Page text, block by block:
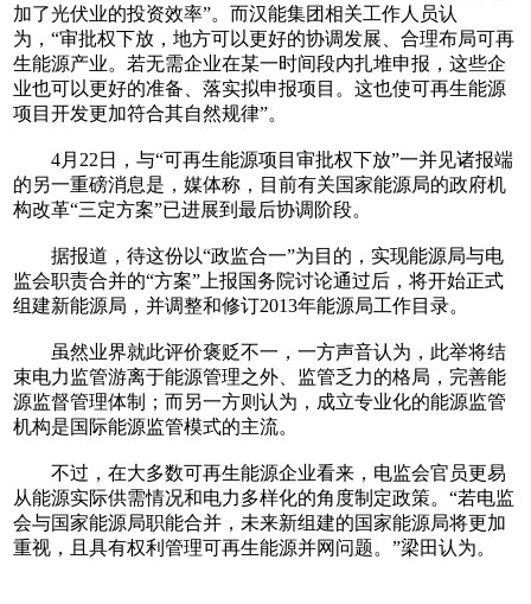
加了光伏业的投资效率”。而汉能集团相关工作人员认
为，“审批权下放，地方可以更好的协调发展、合理布局可再
生能源产业。若无需企业在某一时间段内扎堆申报，这些企
业也可以更好的准备、落实拟申报项目。这也使可再生能源
项目开发更加符合其自然规律”。
4月22日，与“可再生能源项目审批权下放”一并见诸报端
的另一重磅消息是，媒体称，目前有关国家能源局的政府机
构改革“三定方案”已进展到最后协调阶段。
据报道，待这份以“政监合一”为目的，实现能源局与电
监会职责合并的“方案”上报国务院讨论通过后，将开始正式
组建新能源局，并调整和修订2013年能源局工作目录。
虽然业界就此评价褒贬不一，一方声音认为，此举将结
束电力监管游离于能源管理之外、监管乏力的格局，完善能
源监督管理体制；而另一方则认为，成立专业化的能源监管
机构是国际能源监管模式的主流。
不过，在大多数可再生能源企业看来，电监会官员更易
从能源实际供需情况和电力多样化的角度制定政策。“若电监
会与国家能源局职能合并，未来新组建的国家能源局将更加
重视，且具有权利管理可再生能源并网问题。”梁田认为。